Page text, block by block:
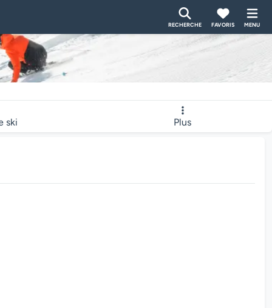
RECHERCHE FAVORIS MENU
ski Plus